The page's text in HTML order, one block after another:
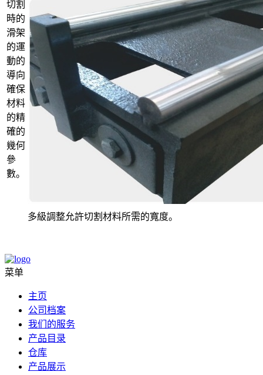
切割
時的
滑架
的運
動的
導向
確保
材料
的精
確的
幾何
參
數。
多級調整允許切割材料所需的寬度。
菜单
主页
公司档案
我们的服务
产品目录
仓库
产品展示